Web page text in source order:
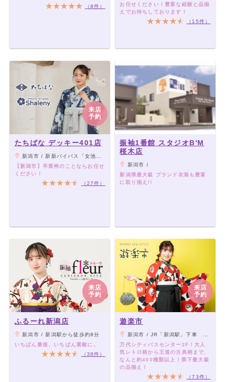
（8件）
お任せください！豊富な経験と品揃
えでお待ちしております！
（15件）
来店
予約
たちばな デッキー401店
新潟市 / 新新バイパス「女池インターチェンジ」から車で3分。
【新潟市】卒業袴のことならお任せ
ください！
（27件）
振袖1番館 スタジオB'M
桜木店
新潟市 /
新潟県最大級 ブランド衣装も豊富
に取り揃え!!
来店
予約
ふるーれ新潟店
新潟市 / 新潟駅から徒歩約8分
いちばん最後、いちばん素敵に。
（38件）
来店
予約
遊楽市
新潟市 / JR「新潟駅」下車 万代口より徒歩約10分 万代バスシティセンター2F
万代シティバスセンター2F！大人
気レトロ柄から王道の古典柄まで、
なんと約400種類以上！県下最大級
の品揃え！
（73件）